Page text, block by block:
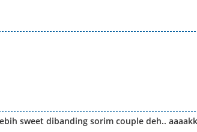
sweet dibanding sorim couple deh..